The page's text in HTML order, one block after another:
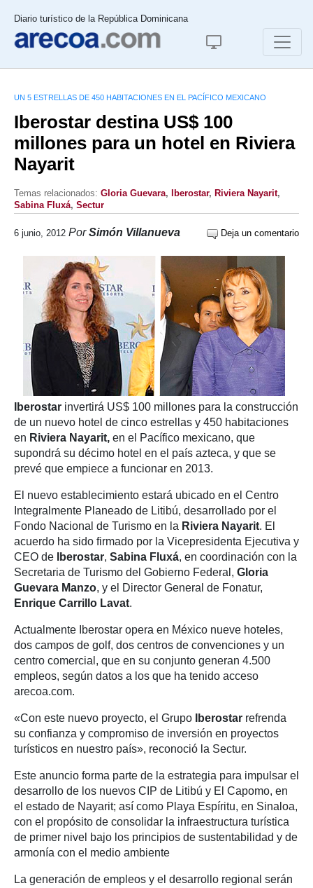
Diario turístico de la República Dominicana
UN 5 ESTRELLAS DE 450 HABITACIONES EN EL PACÍFICO MEXICANO
Iberostar destina US$ 100
millones para un hotel en Riviera
Nayarit
Temas relacionados: Gloria Guevara, Iberostar, Riviera Nayarit,
Sabina Fluxá, Sectur
6 junio, 2012 PorSimón Villanueva Deja un comentario
Iberostar invertirá US$ 100 millones para la construcción
de un nuevo hotel de cinco estrellas y 450 habitaciones
en Riviera Nayarit, en el Pacífico mexicano, que
supondrá su décimo hotel en el país azteca, y que se
prevé que empiece a funcionar en 2013.
El nuevo establecimiento estará ubicado en el Centro
Integralmente Planeado de Litibú, desarrollado por el
Fondo Nacional de Turismo en la Riviera Nayarit. El
acuerdo ha sido firmado por la Vicepresidenta Ejecutiva y
CEO de
Iberostar, Sabina Fluxá, en coordinación con la
Secretaria de Turismo del Gobierno Federal, Gloria
Guevara Manzo, y el Director General de Fonatur,
Enrique Carrillo Lavat.
Actualmente Iberostar opera en México nueve hoteles,
dos campos de golf, dos centros de convenciones y un
centro comercial, que en su conjunto generan 4.500
empleos, según datos a los que ha tenido acceso
arecoa.com.
«Con este nuevo proyecto, el Grupo Iberostar refrenda
su confianza y compromiso de inversión en proyectos
turísticos en nuestro país», reconoció la Sectur.
Este anuncio forma parte de la estrategia para impulsar el
desarrollo de los nuevos CIP de Litibú y El Capomo, en
el estado de Nayarit; así como Playa Espíritu, en Sinaloa,
con el propósito de consolidar la infraestructura turística
de primer nivel bajo los principios de sustentabilidad y de
armonía con el medio ambiente
La generación de empleos y el desarrollo regional serán